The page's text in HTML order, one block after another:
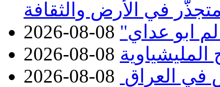
في الأرض والثقافة
2026-08-08
2026-08-08
2026-08-08 في العراق